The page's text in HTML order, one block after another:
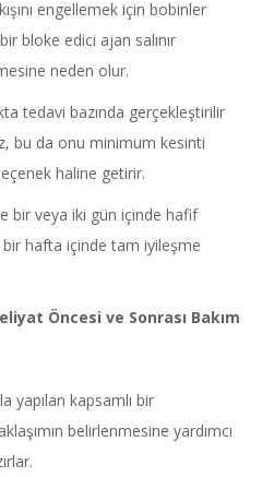
engellemek için bobinler
bloke edici ajan salınır
neden olur.
tedavi bazında gerçekleştirilir
bu da onu minimum kesinti
haline getirir.
bir veya iki gün içinde hafif
hafta içinde tam iyileşme
Öncesi ve Sonrası Bakım
yapılan kapsamlı bir
belirlenmesine yardımcı